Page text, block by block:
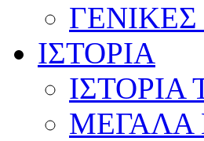
ΙΣΤΟΡΙΑ
ΜΕΓΑΛΑ